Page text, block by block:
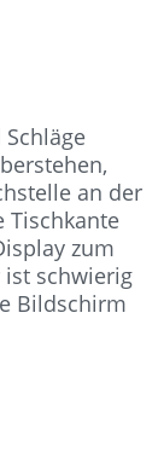
an der
Tischkante
zum
ist schwierig
Bildschirm